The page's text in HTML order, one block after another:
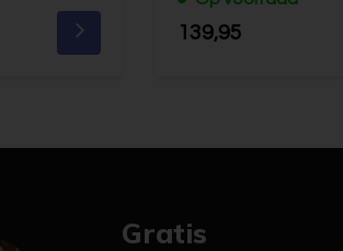
139,95
Gratis